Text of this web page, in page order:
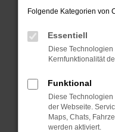
Prüfe deine
können das
verhindern.
anderen
Starte dein
Das kann
Probleme zu
Folgende Kategorien von
Essentiell
Diese
Kernfunktionalität
Funktional
Diese
der Webseite.
Maps, Chats,
werden aktiviert.